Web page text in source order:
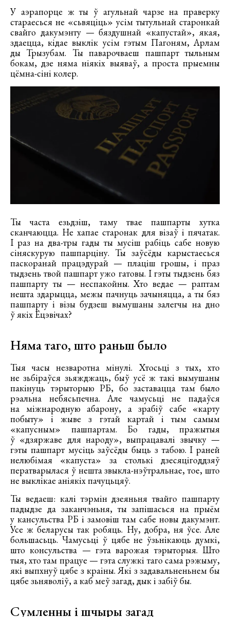
У аэрапорце ж ты ў агульнай чарзе на праверку
стараесься не «сьвяціць» усім тытульнай старонкай
свайго дакумэнту — бяздушнай «капустай», якая,
здаецца, кідае выклік усім гэтым Пагоням, Арлам
ды Трызубам. Ты паварочваеш пашпарт тыльным
бокам, дзе няма ніякіх выяваў, а проста прыемны
цёмна-сіні колер.
Ты часта езьдзіш, таму твае пашпарты хутка
сканчаюцца. Не хапае старонак для візаў і пячатак.
І раз на два-тры гады ты мусіш рабіць сабе новую
сіняскурую пашпарціну. Ты заўсёды карыстаесься
паскоранай працэдурай — плаціш грошы, і праз
тыдзень твой пашпарт ужо гатовы. І гэты тыдзень бяз
пашпарту ты — неспакойны. Хто ведае — раптам
нешта здарыцца, межы пачнуць зачыняцца, а ты бяз
пашпарту і візы будзеш вымушаны залегчы на дно
ў якіх Ёцэвічах?
Няма таго, што раньш было
Тыя часы незваротна мінулі. Хтосьці з тых, хто
не зьбіраўся зьяжджаць, быў усё ж такі вымушаны
пакінуць тэрыторыю РБ, бо заставацца там было
рэальна небясьпечна. Але чамусьці не падаўся
на міжнародную абарону, а зрабіў сабе «карту
побыту» і жыве з гэтай картай і тым самым
«капусным» пашпартам. Бо гады, пражытыя
ў «дзяржаве для народу», выпрацавалі звычку —
гэты пашпарт мусіць заўсёды быць з табою. І раней
нелюбімая «капуста» за столькі дзесяцігоддзяў
ператварылася ў нешта звыкла-нэўтральнае, тое, што
не выклікае аніякіх пачуцьцяў.
Ты ведаеш: калі тэрмін дзеяньня твайго пашпарту
падыдзе да заканчэньня, ты запішасься на прыём
у кансульства РБ і замовіш там сабе новы дакумэнт.
Усе ж беларусы так робяць. Ну, добра, ня ўсе. Але
большасьць. Чамусьці ў цябе не ўзьнікаюць думкі,
што консульства — гэта варожая тэрыторыя. Што
тыя, хто там працуе — гэта служкі таго сама рэжыму,
які выпхнуў цябе з краіны. Які з задавальненьнем бы
цябе зьняволіў, а каб меў загад, дык і забіў бы.
Сумленны і шчыры загад